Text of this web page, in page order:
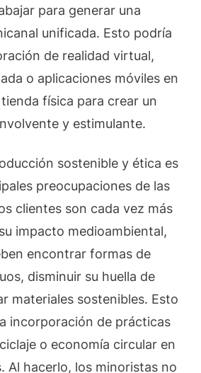
para generar una
unificada. Esto podría
de realidad virtual,
o aplicaciones móviles en
física para crear un
y estimulante.
sostenible y ética es
preocupaciones de las
clientes son cada vez más
impacto medioambiental,
encontrar formas de
disminuir su huella de
materiales sostenibles. Esto
incorporación de prácticas
o economía circular en
Al hacerlo, los minoristas no